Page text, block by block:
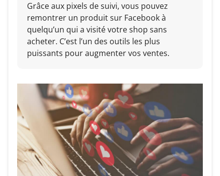
Grâce aux pixels de suivi, vous pouvez
remontrer un produit sur Facebook à
quelqu’un qui a visité votre shop sans
acheter. C’est l’un des outils les plus
puissants pour augmenter vos ventes.